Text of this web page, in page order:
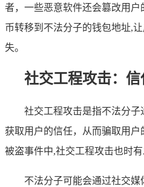
者，一些恶意软件还会篡改用
币转移到不法分子的钱包地址,
失。
社交工程攻击：
社交工程攻击是指不法分
获取用户的信任，从而骗取用户
被盗事件中,社交工程攻击也时有
不法分子可能会通过社交